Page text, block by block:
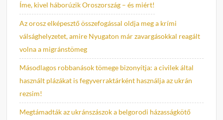
Íme, kivel háborúzik Oroszország – és miért!
Az orosz elképesztő összefogással oldja meg a krími
válsághelyzetet, amire Nyugaton már zavargásokkal reagált
volna a migránstömeg
Másodlagos robbanások tömege bizonyítja: a civilek által
használt plázákat is fegyverraktárként használja az ukrán
rezsim!
Megtámadták az ukránszászok a belgorodi házasságkötő